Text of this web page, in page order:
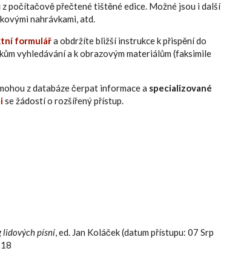
počítačově přečtené tištěné edice. Možné jsou i další
nahrávkami, atd.
formulářa obdržíte bližší instrukce k přispění do
vyhledávání a k obrazovým materiálům (faksimile
z databáze čerpat informace a specializované
se žádostí o rozšířený přístup.
lidových písní, ed. Jan Koláček (datum přístupu: 07 Srp